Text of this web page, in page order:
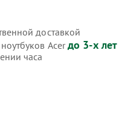
доставкой
Acerдо 3-х лет
часа